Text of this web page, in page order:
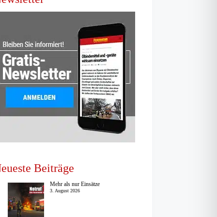
Beiträge
Mehr als nur Einsätze
3. August 2026